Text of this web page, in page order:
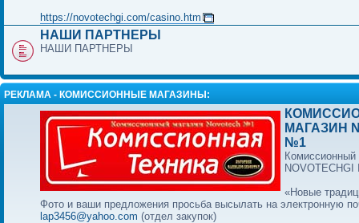
https://novotechgi.com/casino.htm
НАШИ ПАРТНЕРЫ
НАШИ ПАРТНЕРЫ
РЕКЛАМА - КОМИССИОННЫЕ МАГАЗИНЫ:
МАГАЗИН
№1
Комиссионный
«Новые
Фото и ваши предложения просьба высылать на электронную
lap3456@yahoo.com (отдел закупок)